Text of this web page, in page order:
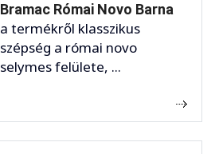
Bramac Római Novo Barna
a termékről klasszikus
szépség a római novo
selymes felülete, ...